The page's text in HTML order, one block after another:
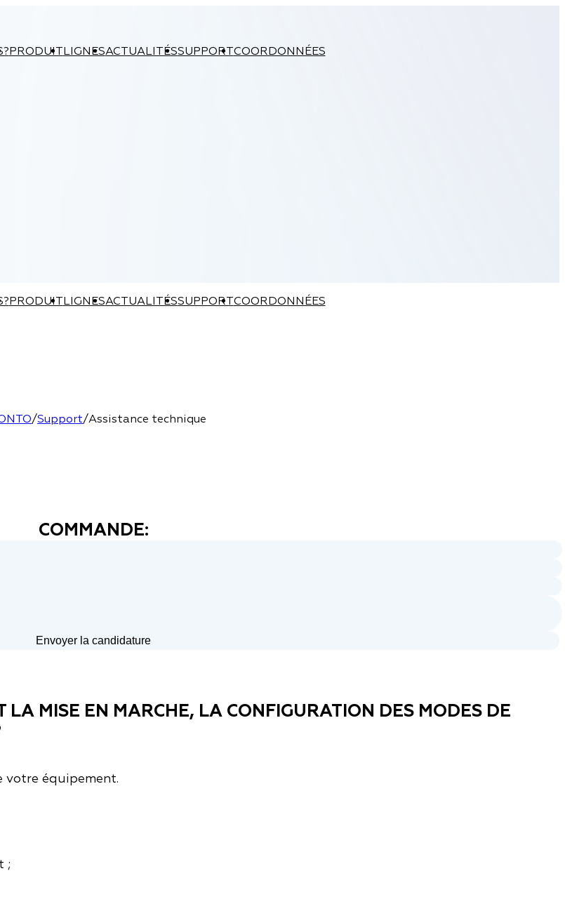
PRODUITLIGNESACTUALITÉSSUPPORTCOORDONNÉES
PRODUITLIGNESACTUALITÉSSUPPORTCOORDONNÉES
/Support/Assistance technique
COMMANDE:
MISE EN MARCHE, LA CONFIGURATION DES MODES DE
votre équipement.
;